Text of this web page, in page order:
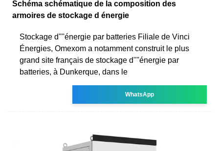
Schéma schématique de la composition des
armoires de stockage d énergie
Stockage d''''énergie par batteries Filiale de Vinci
Énergies, Omexom a notamment construit le plus
grand site français de stockage d''''énergie par
batteries, à Dunkerque, dans le
WhatsApp